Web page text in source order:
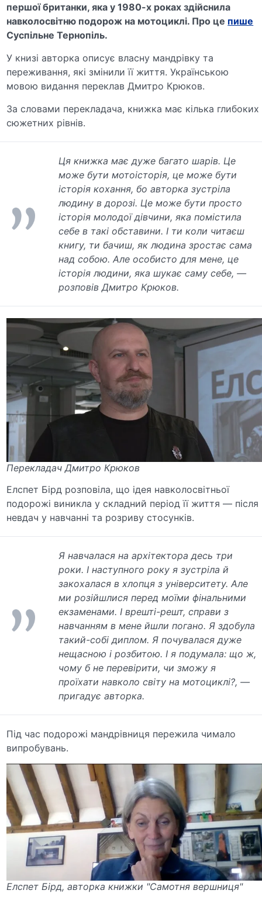
першої британки, яка у 1980-х роках здійснила
навколосвітню подорож на мотоциклі. Про це пише
Суспільне Тернопіль.
У книзі авторка описує власну мандрівку та
переживання, які змінили її життя. Українською
мовою видання переклавДмитро Крюков.
За словами перекладача, книжка має кілька глибоких
сюжетних рівнів.
Ця книжка має дуже багато шарів. Це
може бути мотоісторія, це може бути
історія кохання, бо авторка зустріла
людину в дорозі. Це може бути просто
історія молодої дівчини, яка помістила
себе в такі обставини. І ти коли читаєш
книгу, ти бачиш, як людина зростає сама
над собою. Але особисто для мене, це
історія людини, яка шукає саму себе, —
розповів Дмитро Крюков.
Перекладач Дмитро Крюков
Елспет Бірд розповіла, що ідея навколосвітньої
подорожі виникла у складний період її життя — після
невдач у навчанні та розриву стосунків.
Я навчалася на архітектора десь три
роки. І наступного року я зустріла й
закохалася в хлопця з університету. Але
ми розійшлися перед моїми фінальними
екзаменами. І врешті-решт, справи з
навчанням в мене йшли погано. Я здобула
такий-собі диплом. Я почувалася дуже
нещасною і розбитою. І я подумала: що ж,
чому б не перевірити, чи зможу я
проїхати навколо світу на мотоциклі?, —
пригадує авторка.
Під час подорожі мандрівниця пережила чимало
випробувань.
Елспет Бірд, авторка книжки "Самотня вершниця"